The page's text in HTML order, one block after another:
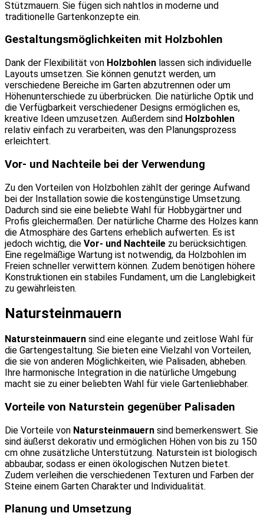
Stützmauern. Sie fügen sich nahtlos in moderne und
traditionelle Gartenkonzepte ein.
Gestaltungsmöglichkeiten mit Holzbohlen
Dank der Flexibilität von Holzbohlen lassen sich individuelle
Layouts umsetzen. Sie können genutzt werden, um
verschiedene Bereiche im Garten abzutrennen oder um
Höhenunterschiede zu überbrücken. Die natürliche Optik und
die Verfügbarkeit verschiedener Designs ermöglichen es,
kreative Ideen umzusetzen. Außerdem sind Holzbohlen
relativ einfach zu verarbeiten, was den Planungsprozess
erleichtert.
Vor- und Nachteile bei der Verwendung
Zu den Vorteilen von Holzbohlen zählt der geringe Aufwand
bei der Installation sowie die kostengünstige Umsetzung.
Dadurch sind sie eine beliebte Wahl für Hobbygärtner und
Profis gleichermaßen. Der natürliche Charme des Holzes kann
die Atmosphäre des Gartens erheblich aufwerten. Es ist
jedoch wichtig, die Vor- und Nachteile zu berücksichtigen.
Eine regelmäßige Wartung ist notwendig, da Holzbohlen im
Freien schneller verwittern können. Zudem benötigen höhere
Konstruktionen ein stabiles Fundament, um die Langlebigkeit
zu gewährleisten.
Natursteinmauern
Natursteinmauern sind eine elegante und zeitlose Wahl für
die Gartengestaltung. Sie bieten eine Vielzahl von Vorteilen,
die sie von anderen Möglichkeiten, wie Palisaden, abheben.
Ihre harmonische Integration in die natürliche Umgebung
macht sie zu einer beliebten Wahl für viele Gartenliebhaber.
Vorteile von Naturstein gegenüber Palisaden
Die Vorteile von Natursteinmauern sind bemerkenswert. Sie
sind äußerst dekorativ und ermöglichen Höhen von bis zu 150
cm ohne zusätzliche Unterstützung. Naturstein ist biologisch
abbaubar, sodass er einen ökologischen Nutzen bietet.
Zudem verleihen die verschiedenen Texturen und Farben der
Steine einem Garten Charakter und Individualität.
Planung und Umsetzung